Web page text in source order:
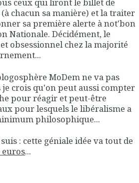
ceux qui liront le billet de
chacun sa manière) et la traiter
sa première alerte à not'bon
Nationale. Décidément, le
obsessionnel chez la majorité
MoDem ne va pas
je crois qu'on peut aussi compter
pour réagir et peut-être
pour lesquels le libéralisme a
philosophique...
: cette géniale idée va tout de
euros...